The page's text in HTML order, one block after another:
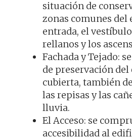
situación de
zonas comunes del
entrada, el
rellanos y los
Fachada y Tejado:
de preservación
cubierta, también
las repisas y las
lluvia.
El Acceso: se
accesibilidad al